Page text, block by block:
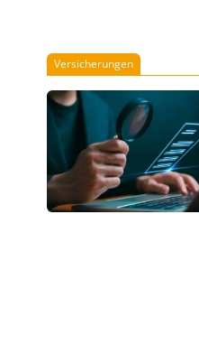
Versicherungen